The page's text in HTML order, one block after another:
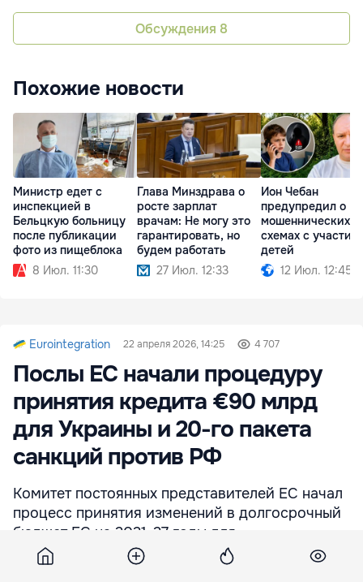
Обсуждения 8
Похожие новости
Министр едет с
инспекцией в
Бельцкую больницу
после публикации
фото из пищеблока
8 Июл. 11:30
Глава Минздрава о
росте зарплат
врачам: Не могу это
гарантировать, но
будем работать
27 Июл. 12:33
Ион Чебан
предупредил о
мошеннических
схемах с
детей
12 Июл. 12:45
Eurointegration 22 апреля 2026, 14:25 4 707
Послы ЕС начали процедуру
принятия кредита €90 млрд
для Украины и 20-го пакета
санкций против РФ
Комитет постоянных представителей ЕС начал
процесс принятия изменений в долгосрочный
бюджет ЕС на 2021-27 годы для
предоставления Украине 90 млрд евро